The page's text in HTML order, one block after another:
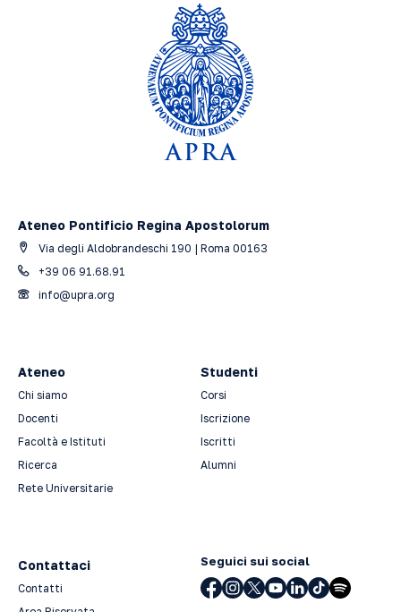
Ateneo Pontificio Regina Apostolorum
Via degli Aldobrandeschi 190 | Roma 00163
+39 06 91.68.91
info@upra.org
Ateneo
Chi siamo
Docenti
Facoltà e Istituti
Ricerca
Rete Universitarie
Studenti
Corsi
Iscrizione
Iscritti
Alumni
Contattaci
Contatti
Seguici sui social